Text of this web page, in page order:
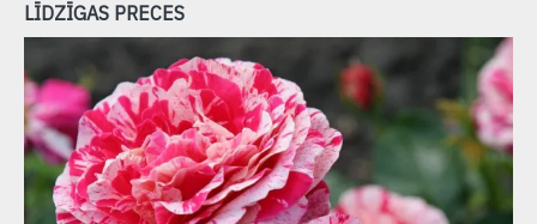
LĪDZĪGAS PRECES